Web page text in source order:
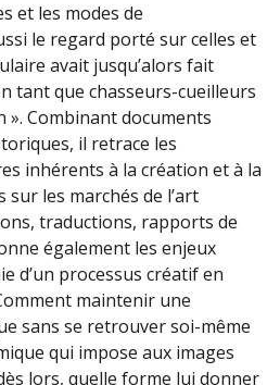
et les modes de
le regard porté sur celles et
avait jusqu’alors fait
tant que chasseurs-cueilleurs
». Combinant documents
il retrace les
inhérents à la création et à la
les marchés de l’art
traductions, rapports de
également les enjeux
d’un processus créatif en
maintenir une
sans se retrouver soi-même
qui impose aux images
lors, quelle forme lui donner